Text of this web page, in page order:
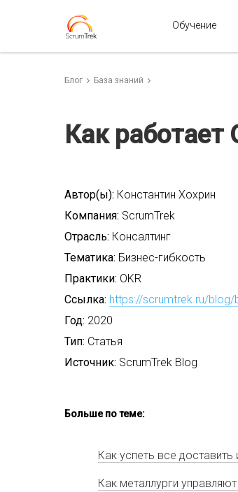
Обучение
Блог База знаний
Как работает
Автор(ы): Константин Хохрин
Компания: ScrumTrek
Отрасль: Консалтинг
Тематика: Бизнес-гибкость
Практики: OKR
Ссылка: https://scrumtrek.ru/
Год: 2020
Тип: Статья
Источник: ScrumTrek Blog
Больше по теме:
Как успеть все
Как металлурги